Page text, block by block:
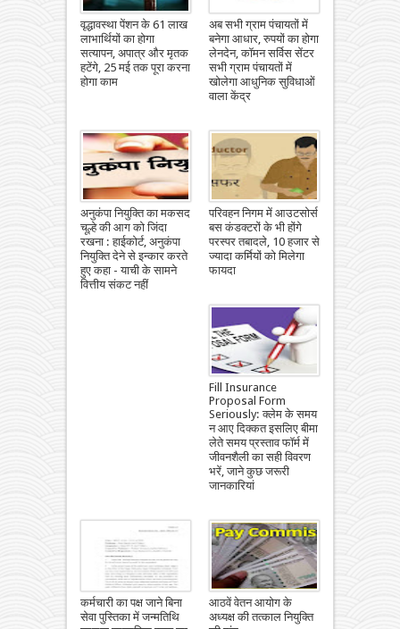
वृद्धावस्था पेंशन के 61 लाख
लाभार्थियों का होगा
सत्यापन, अपात्र और मृतक
हटेंगे, 25 मई तक पूरा करना
होगा काम
अब सभी ग्राम पंचायतों में
बनेगा आधार, रुपयों का होगा
लेनदेन, कॉमन सर्विस सेंटर
सभी ग्राम पंचायतों में
खोलेगा आधुनिक सुविधाओं
वाला केंद्र
अनुकंपा नियुक्ति का मकसद
चूल्हे की आग को जिंदा
रखना : हाईकोर्ट, अनुकंपा
नियुक्ति देने से इन्कार करते
हुए कहा - याची के सामने
वित्तीय संकट नहीं
परिवहन निगम में आउटसोर्स
बस कंडक्टरों के भी होंगे
परस्पर तबादले, 10 हजार से
ज्यादा कर्मियों को मिलेगा
फायदा
Fill Insurance
Proposal Form
Seriously: क्लेम के समय
न आए दिक्कत इसलिए बीमा
लेते समय प्रस्ताव फॉर्म में
जीवनशैली का सही विवरण
भरें, जाने कुछ जरूरी
जानकारियां
कर्मचारी का पक्ष जाने बिना
सेवा पुस्तिका में जन्मतिथि
आठवें वेतन आयोग के
अध्यक्ष की तत्काल नियुक्ति